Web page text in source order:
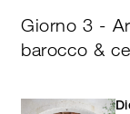
Giorno 3 -
barocco &